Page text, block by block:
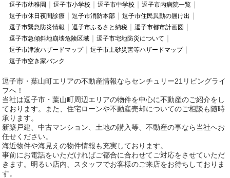
逗子市幼稚園
逗子市小学校 逗子市中学校
逗子市内病院一覧
逗子市休日夜間診療
逗子市消防本部
逗子市住民異動の届け出
逗子市緊急防災情報
逗子市ふるさと納税
逗子市都市計画図
逗子市急傾斜地崩壊危険区域
逗子市宅地防災について
逗子市津波ハザードマップ
逗子市土砂災害等ハザードマップ
逗子市空き家バンク
逗子市・葉山町エリアの不動産情報ならセンチュリー21リビングライ
フへ！
当社は逗子市・葉山町周辺エリアの物件を中心に不動産のご紹介をし
ております。また、住宅ローンや不動産売却についてのご相談も随時
承ります。
新築戸建、中古マンション、土地の購入等、不動産の事なら当社へお
任せください。
海近物件や海見えの物件情報も充実しております。
事前にお電話をいただければご都合に合わせてご対応をさせていただ
きます。明るい店内、スタッフでお客様のご来店をお待ちしておりま
す。